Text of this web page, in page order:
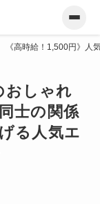
《高時給！1,500円》
おしゃれ
士の関係
る人気エ